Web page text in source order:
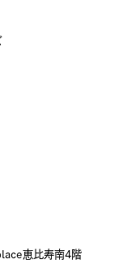
恵比寿南4階